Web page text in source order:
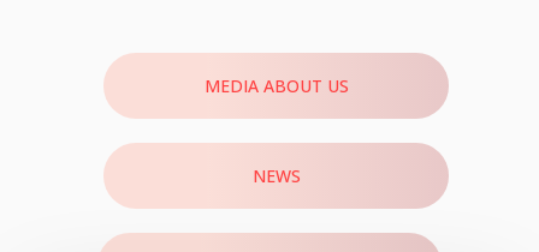
MEDIA ABOUT US
NEWS